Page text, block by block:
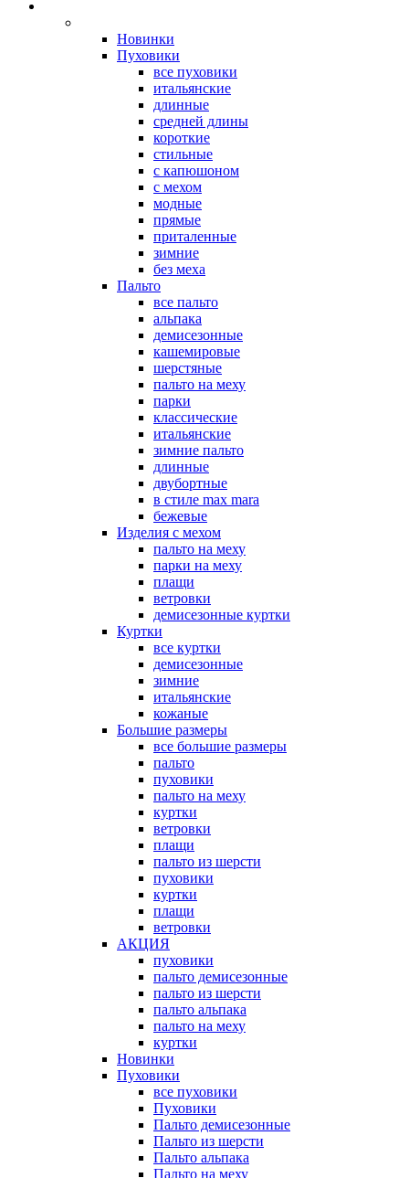
Новинки
Пуховики
все пуховики
итальянские
длинные
средней длины
короткие
стильные
с капюшоном
с мехом
модные
прямые
приталенные
зимние
без меха
Пальто
все пальто
альпака
демисезонные
кашемировые
шерстяные
пальто на меху
парки
классические
итальянские
зимние пальто
длинные
двубортные
в стиле max mara
бежевые
Изделия с мехом
пальто на меху
парки на меху
плащи
ветровки
демисезонные куртки
Куртки
все куртки
демисезонные
зимние
итальянские
кожаные
Большие размеры
все большие размеры
пальто
пуховики
пальто на меху
куртки
ветровки
плащи
пальто из шерсти
пуховики
куртки
плащи
ветровки
АКЦИЯ
пуховики
пальто демисезонные
пальто из шерсти
пальто альпака
пальто на меху
куртки
Новинки
Пуховики
все пуховики
Пуховики
Пальто демисезонные
Пальто из шерсти
Пальто альпака
Пальто на меху